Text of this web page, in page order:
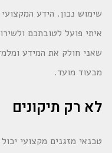
שימוש נכון. הידע
איתי פועל לטובתכם
שאני חולק את המידע
מבעוד מועד.
לא רק תיקונים
טכנאי מזגנים מקצועי